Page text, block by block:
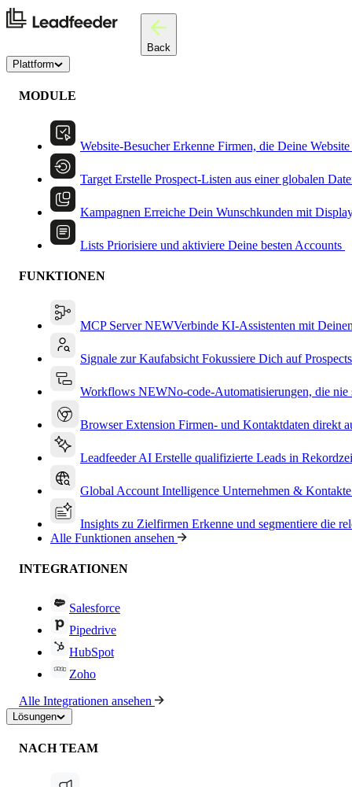
Back
Plattform
MODULE
Website-BesucherErkenne Firmen, die Deine Website
Target Erstelle Prospect-Listen aus einer globalen
Kampagnen Erreiche Dein Wunschkunden mit
Lists Priorisiere und aktiviere Deine besten Accounts
FUNKTIONEN
MCP ServerNEWVerbinde KI-Assistenten mit
Signale zur Kaufabsicht Fokussiere Dich auf
Workflows NEWNo-code-Automatisierungen, die nie
Browser Extension Firmen- und Kontaktdaten direkt
Leadfeeder AI Erstelle qualifizierte Leads in
Global Account Intelligence Unternehmen &
Insights zu Zielfirmen Erkenne und segmentiere die
Alle Funktionen ansehen
INTEGRATIONEN
Salesforce
Pipedrive
HubSpot
Zoho
Alle Integrationen ansehen
Lösungen
NACH TEAM